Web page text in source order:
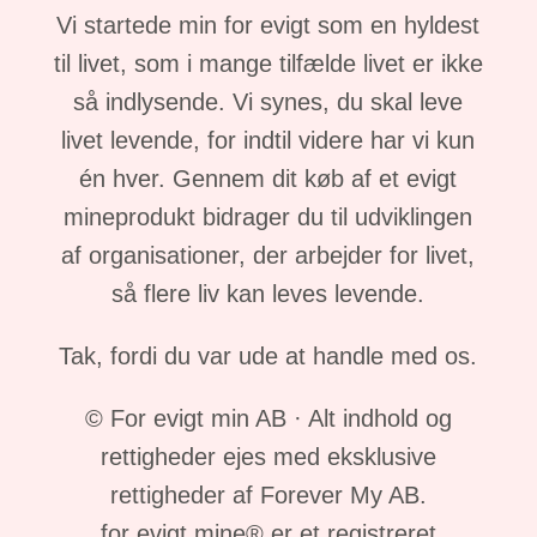
Vi startede min for evigt som en hyldest
til livet, som i mange tilfælde livet er ikke
så indlysende. Vi synes, du skal leve
livet levende, for indtil videre har vi kun
én hver. Gennem dit køb af et evigt
mineprodukt bidrager du til udviklingen
af organisationer, der arbejder for livet,
så flere liv kan leves levende.
Tak, fordi du var ude at handle med os.
© For evigt min AB · Alt indhold og
rettigheder ejes med eksklusive
rettigheder af Forever My AB.